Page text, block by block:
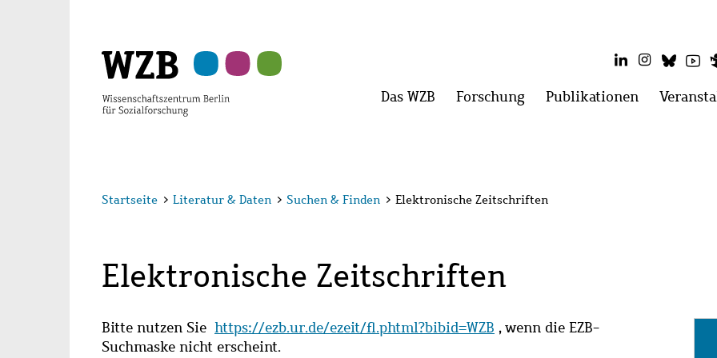
LinkedInInstagram
Hauptmenü
Das WZB Menü
Forschung Menü
Publikationen Menü
Startseite > Literatur & Daten > Suchen & Finden > Elektronische Zeitschriften
Elektronische Zeitschriften
Bitte nutzen Sie https://ezb.ur.de/ezeit/fl.phtml?bibid=WZB , wenn die EZB-
Suchmaske nicht erscheint.